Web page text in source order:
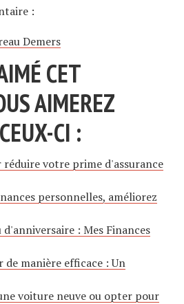
:
Demers
CET
AIMEREZ
CI :
réduire votre prime d'assurance
personnelles, améliorez
: Mes Finances
de manière efficace : Un
voiture neuve ou opter pour